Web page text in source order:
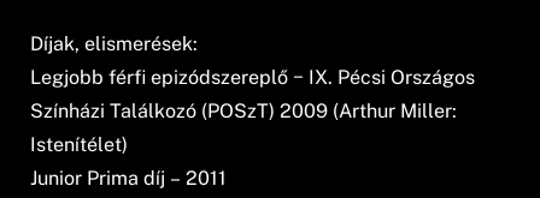
Díjak, elismerések:
Legjobb férfi epizódszereplő − IX. Pécsi Országos
Színházi Találkozó (POSzT) 2009 (Arthur Miller:
Istenítélet)
Junior Prima díj – 2011